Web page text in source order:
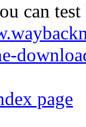
can
page